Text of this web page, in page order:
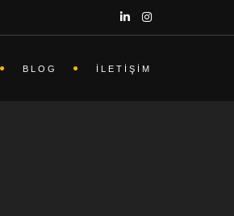
BLOG İLETIŞIM